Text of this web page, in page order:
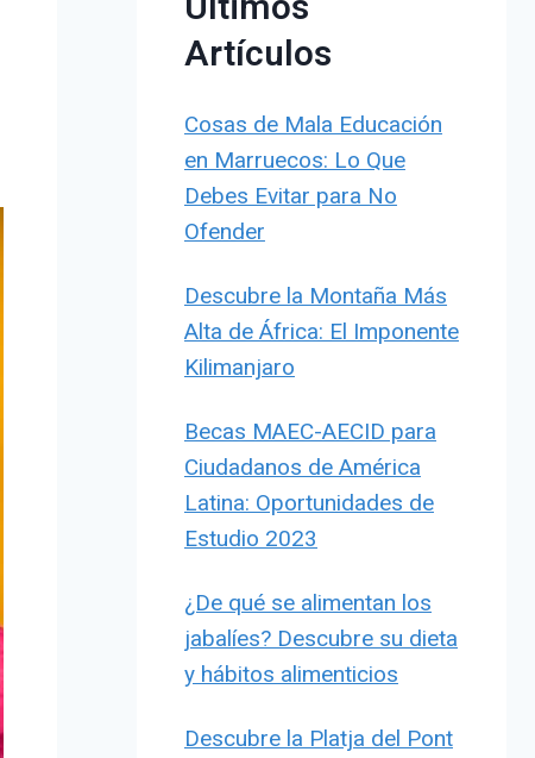
Artículos
Cosas de Mala Educación
en Marruecos: Lo Que
Debes Evitar para No
Ofender
Descubre la Montaña Más
Alta de África: El Imponente
Kilimanjaro
Becas MAEC-AECID para
Ciudadanos de América
Latina: Oportunidades de
Estudio 2023
¿De qué se alimentan los
jabalíes? Descubre su dieta
y hábitos alimenticios
Descubre la Platja del Pont